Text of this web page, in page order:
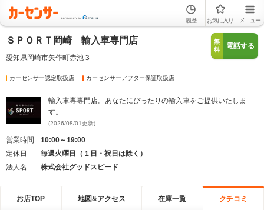
履歴 お気に入り メニュー
ＳＰＯＲＴ岡崎 輸入車専門店
愛知県岡崎市矢作町赤池３
無
料
電話する
カーセンサー認定取扱店 カーセンサーアフター保証取扱店
輸入車専専門店。あなたにぴったりの輸入車をご提供いたしま
す。
(2026/08/01更新)
営業時間
10:00～19:00
定休日
毎週火曜日（１日・祝日は除く）
法人名
株式会社グッドスピード
お店TOP 地図&アクセス 在庫一覧 クチコミ